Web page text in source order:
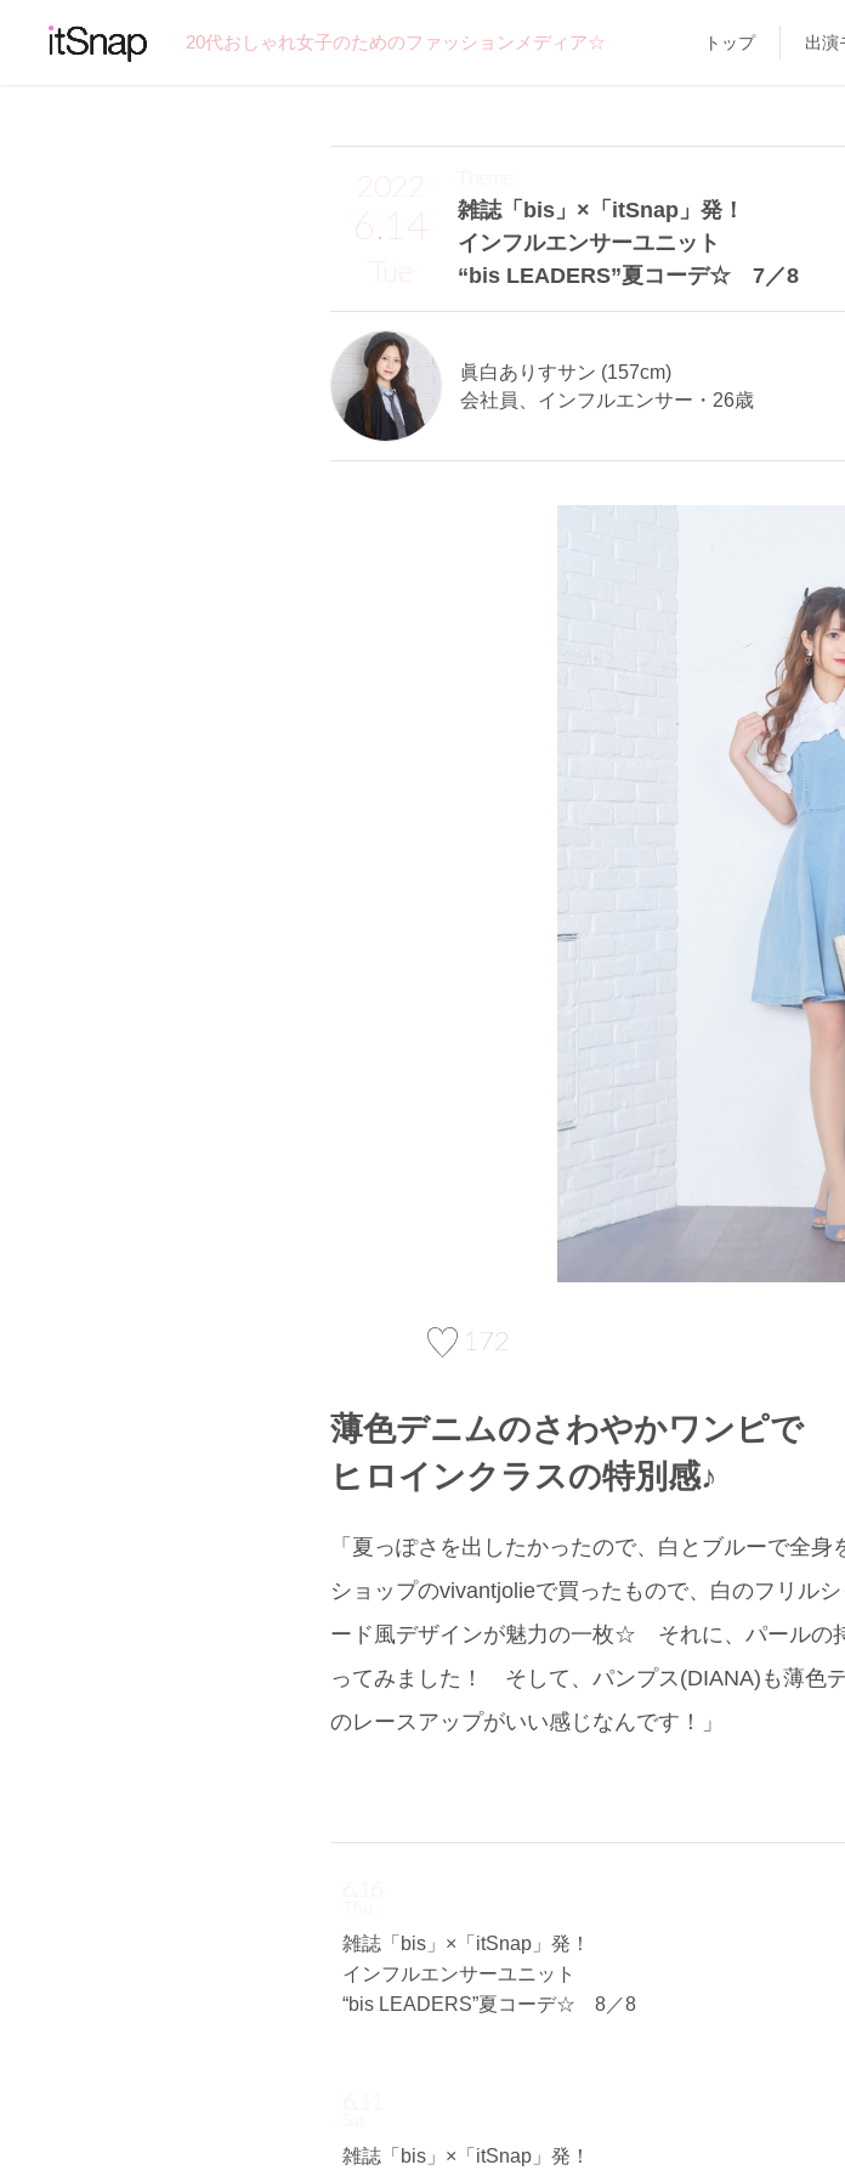
20代おしゃれ女子のためのファッションメディア☆ トップ 出演
2022
6.14
Tue
雑誌「bis」×「itSnap」発！
インフルエンサーユニット
“bis LEADERS”夏コーデ☆ 7／8
Theme
眞白ありすサン (157cm)
会社員、インフルエンサー・26歳
172
薄色デニムのさわやかワンピで
ヒロインクラスの特別感♪
「夏っぽさを出したかったので、白とブルーで全
ショップのvivantjolieで買ったもので、白のフリル
ード風デザインが魅力の一枚☆ それに、パールの
ってみました！ そして、パンプス(DIANA)も薄色
のレースアップがいい感じなんです！」
6.16
雑誌「bis」×「itSnap」発！
インフルエンサーユニット
“bis LEADERS”夏コーデ☆ 8／8
6.11
雑誌「bis」×「itSnap」発！